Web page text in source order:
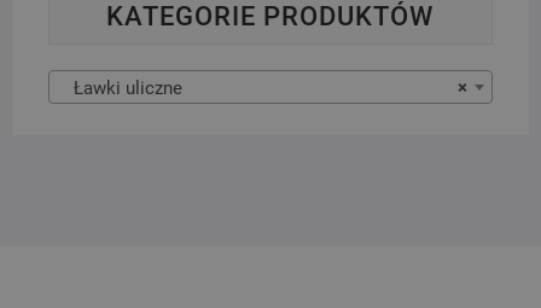
KATEGORIE PRODUKTÓW
×
Ławki uliczne